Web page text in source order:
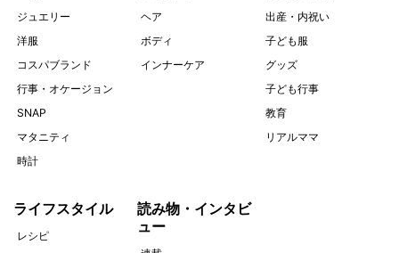
ジュエリー
洋服
コスパブランド
行事・オケージョン
SNAP
マタニティ
時計
ヘア
ボディ
インナーケア
出産・内祝い
子ども服
グッズ
子ども行事
教育
リアルママ
ライフスタイル
レシピ
読み物・インタビ
ュー